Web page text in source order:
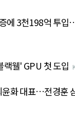
에 3천198억 투
랙웰' GPU 첫 도입
화 대표…전경훈